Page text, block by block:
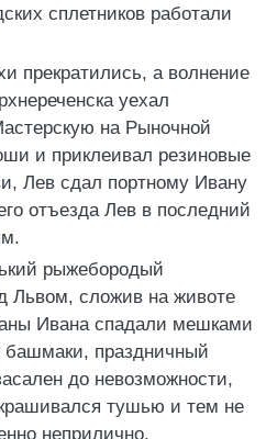
сплетников работали
прекратились, а волнение
уехал
на Рыночной
и приклеивал резиновые
Лев сдал портному Ивану
отъезда Лев в последний
рыжебородый
Львом, сложив на животе
Ивана спадали мешками
башмаки, праздничный
до невозможности,
тушью и тем не
неприлично.